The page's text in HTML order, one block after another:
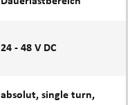
24 - 48 V DC
absolut, single turn,